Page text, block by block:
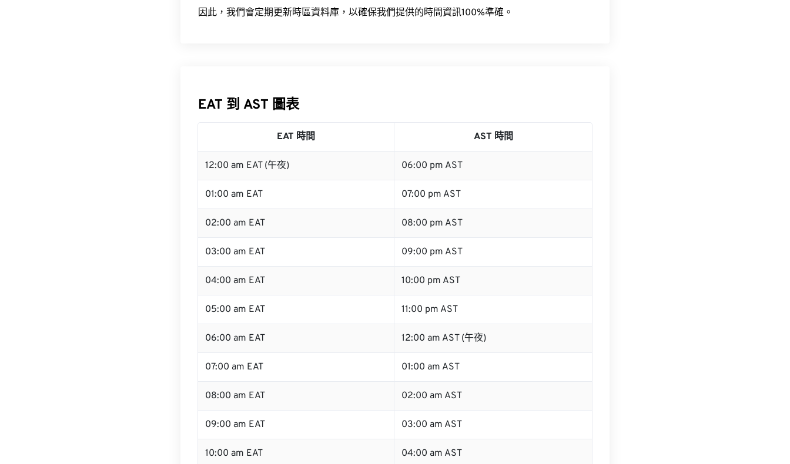
因此，我們會定期更新時區資料庫，以確保我們提供的時間資訊100%準確。
EAT 到 AST 圖表
EAT 時間 AST 時間
12:00 am EAT (午夜) 06:00 pm AST
01:00 am EAT 07:00 pm AST
02:00 am EAT 08:00 pm AST
03:00 am EAT 09:00 pm AST
04:00 am EAT 10:00 pm AST
05:00 am EAT 11:00 pm AST
06:00 am EAT 12:00 am AST (午夜)
07:00 am EAT 01:00 am AST
08:00 am EAT 02:00 am AST
09:00 am EAT 03:00 am AST
10:00 am EAT 04:00 am AST